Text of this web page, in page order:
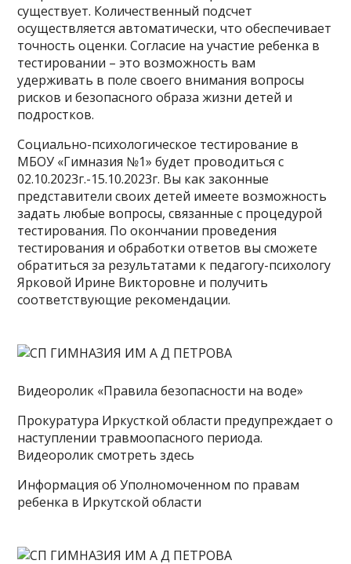
существует. Количественный подсчет
осуществляется автоматически, что обеспечивает
точность оценки. Согласие на участие ребенка в
тестировании – это возможность вам
удерживать в поле своего внимания вопросы
рисков и безопасного образа жизни детей и
подростков.
Социально-психологическое тестирование в
МБОУ «Гимназия №1» будет проводиться с
02.10.2023г.-15.10.2023г. Вы как законные
представители своих детей имеете возможность
задать любые вопросы, связанные с процедурой
тестирования. По окончании проведения
тестирования и обработки ответов вы сможете
обратиться за результатами к педагогу-психологу
Ярковой Ирине Викторовне и получить
соответствующие рекомендации.
Видеоролик «Правила безопасности на воде»
Прокуратура Иркусткой области предупреждает о
наступлении травмоопасного периода.
Видеоролик смотреть здесь
Информация об Уполномоченном по правам
ребенка в Иркутской области